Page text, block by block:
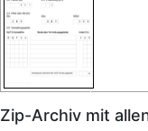
Zip-Archiv mit